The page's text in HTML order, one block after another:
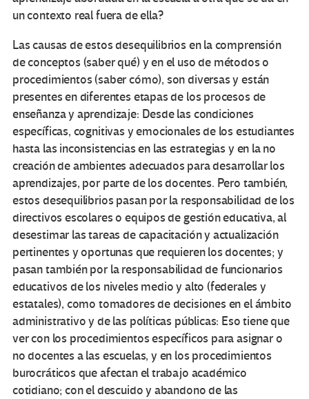
un contexto real fuera de ella?
Las causas de estos desequilibrios en la comprensión
de conceptos (saber qué) y en el uso de métodos o
procedimientos (saber cómo), son diversas y están
presentes en diferentes etapas de los procesos de
enseñanza y aprendizaje: Desde las condiciones
específicas, cognitivas y emocionales de los estudiantes
hasta las inconsistencias en las estrategias y en la no
creación de ambientes adecuados para desarrollar los
aprendizajes, por parte de los docentes. Pero también,
estos desequilibrios pasan por la responsabilidad de los
directivos escolares o equipos de gestión educativa, al
desestimar las tareas de capacitación y actualización
pertinentes y oportunas que requieren los docentes; y
pasan también por la responsabilidad de funcionarios
educativos de los niveles medio y alto (federales y
estatales), como tomadores de decisiones en el ámbito
administrativo y de las políticas públicas: Eso tiene que
ver con los procedimientos específicos para asignar o
no docentes a las escuelas, y en los procedimientos
burocráticos que afectan el trabajo académico
cotidiano; con el descuido y abandono de las